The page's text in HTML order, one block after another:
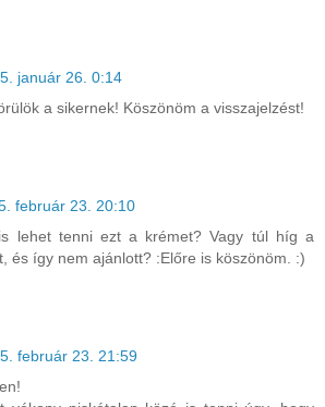
január 26. 0:14
a sikernek! Köszönöm a visszajelzést!
február 23. 20:10
lehet tenni ezt a krémet? Vagy túl híg a
és így nem ajánlott? :Előre is köszönöm. :)
február 23. 21:59